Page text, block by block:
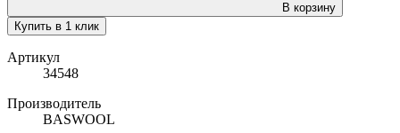
В корзину
Купить в 1 клик
Артикул
34548
Производитель
BASWOOL